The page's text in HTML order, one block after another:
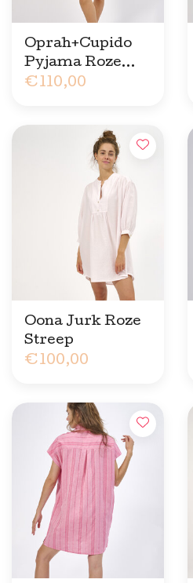
Oprah+Cupido
Pyjama Roze
Streep
€110,00
Oona Jurk Roze
Streep
€100,00